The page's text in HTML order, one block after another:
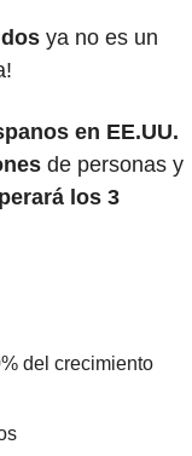
ya no es un
en EE.UU.
de personas y
los 3
del crecimiento